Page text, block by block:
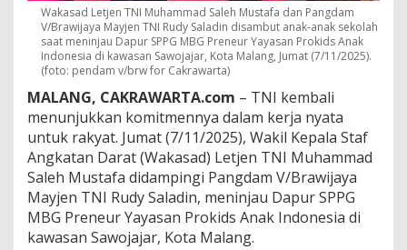
w
i
j
a
y
a
i
n
j
a
u
D
a
p
Wakasad Letjen TNI Muhammad Saleh Mustafa dan Pangdam
V/Brawijaya Mayjen TNI Rudy Saladin disambut anak-anak sekolah
saat meninjau Dapur SPPG MBG Preneur Yayasan Prokids Anak
Indonesia di kawasan Sawojajar, Kota Malang, Jumat (7/11/2025).
(foto: pendam v/brw for Cakrawarta)
MALANG, CAKRAWARTA.com – TNI kembali
menunjukkan komitmennya dalam kerja nyata
untuk rakyat. Jumat (7/11/2025), Wakil Kepala Staf
Angkatan Darat (Wakasad) Letjen TNI Muhammad
Saleh Mustafa didampingi Pangdam V/Brawijaya
Mayjen TNI Rudy Saladin, meninjau Dapur SPPG
MBG Preneur Yayasan Prokids Anak Indonesia di
kawasan Sawojajar, Kota Malang.